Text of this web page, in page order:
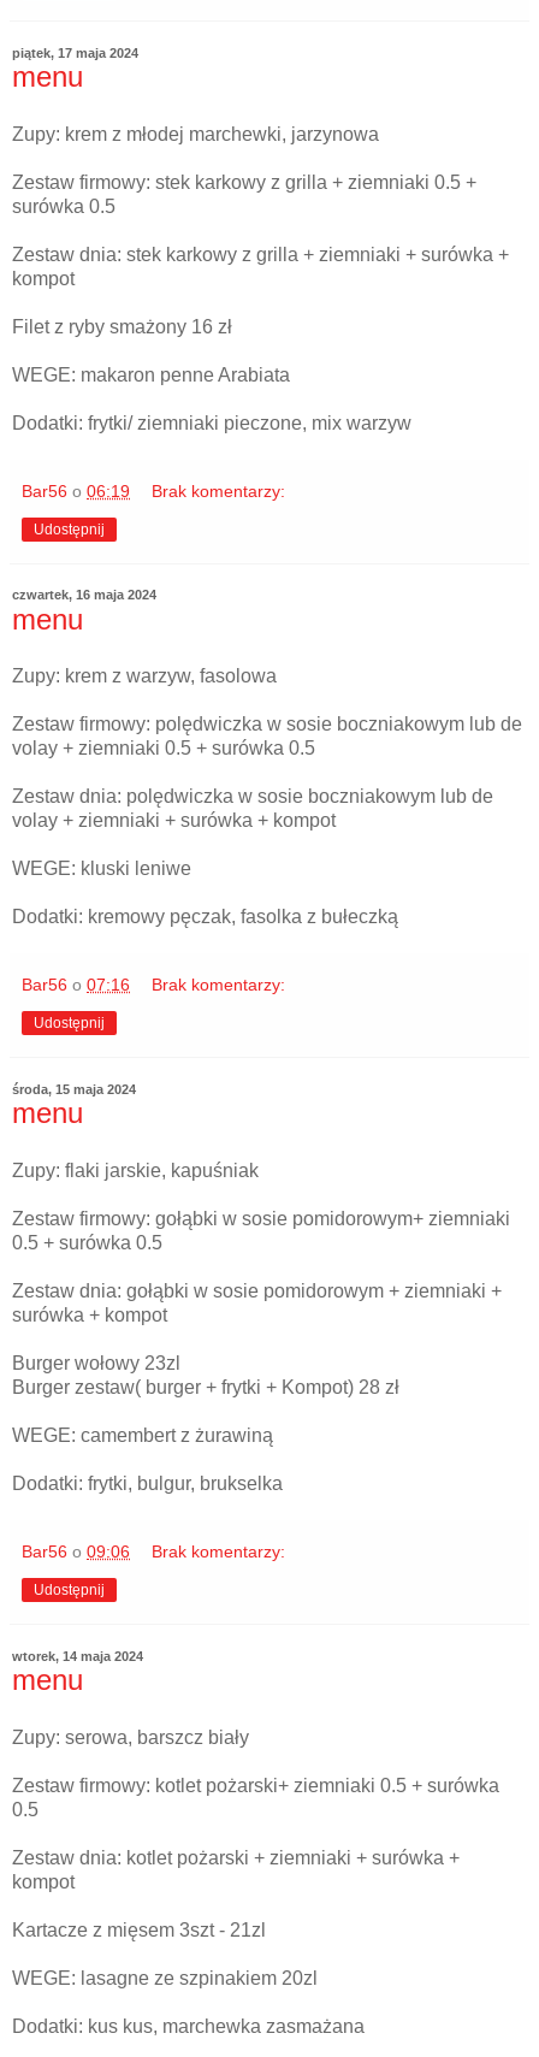
piątek, 17 maja 2024
menu
Zupy: krem z młodej marchewki, jarzynowa
Zestaw firmowy: stek karkowy z grilla + ziemniaki 0.5 +
surówka 0.5
Zestaw dnia: stek karkowy z grilla + ziemniaki + surówka +
kompot
Filet z ryby smażony 16 zł
WEGE: makaron penne Arabiata
Dodatki: frytki/ ziemniaki pieczone, mix warzyw
Bar56 o 06:19 Brak komentarzy:
Udostępnij
czwartek, 16 maja 2024
menu
Zupy: krem z warzyw, fasolowa
Zestaw firmowy: polędwiczka w sosie boczniakowym lub de
volay + ziemniaki 0.5 + surówka 0.5
Zestaw dnia: polędwiczka w sosie boczniakowym lub de
volay + ziemniaki + surówka + kompot
WEGE: kluski leniwe
Dodatki: kremowy pęczak, fasolka z bułeczką
Bar56 o 07:16 Brak komentarzy:
Udostępnij
środa, 15 maja 2024
menu
Zupy: flaki jarskie, kapuśniak
Zestaw firmowy: gołąbki w sosie pomidorowym+ ziemniaki
0.5 + surówka 0.5
Zestaw dnia: gołąbki w sosie pomidorowym + ziemniaki +
surówka + kompot
Burger wołowy 23zl
Burger zestaw( burger + frytki + Kompot) 28 zł
WEGE: camembert z żurawiną
Dodatki: frytki, bulgur, brukselka
Bar56 o 09:06 Brak komentarzy:
Udostępnij
wtorek, 14 maja 2024
menu
Zupy: serowa, barszcz biały
Zestaw firmowy: kotlet pożarski+ ziemniaki 0.5 + surówka
0.5
Zestaw dnia: kotlet pożarski + ziemniaki + surówka +
kompot
Kartacze z mięsem 3szt - 21zl
WEGE: lasagne ze szpinakiem 20zl
Dodatki: kus kus, marchewka zasmażana